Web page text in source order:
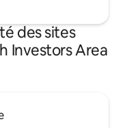
des sites
Investors Area